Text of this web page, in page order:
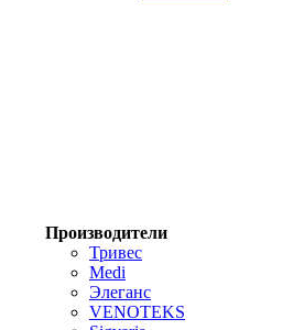
Производители
Тривес
Medi
Элеганс
VENOTEKS